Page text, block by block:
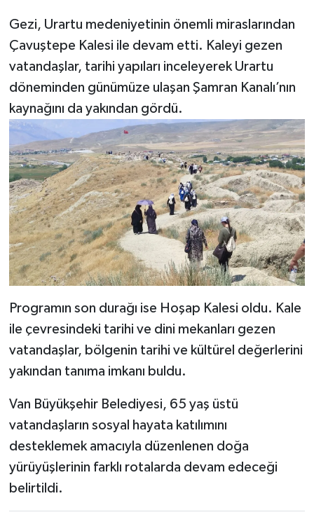
Gezi, Urartu medeniyetinin önemli miraslarından
Çavuştepe Kalesi ile devam etti. Kaleyi gezen
vatandaşlar, tarihi yapıları inceleyerek Urartu
döneminden günümüze ulaşan Şamran Kanalı’nın
kaynağını da yakından gördü.
Programın son durağı ise Hoşap Kalesi oldu. Kale
ile çevresindeki tarihi ve dini mekanları gezen
vatandaşlar, bölgenin tarihi ve kültürel değerlerini
yakından tanıma imkanı buldu.
Van Büyükşehir Belediyesi, 65 yaş üstü
vatandaşların sosyal hayata katılımını
desteklemek amacıyla düzenlenen doğa
yürüyüşlerinin farklı rotalarda devam edeceği
belirtildi.